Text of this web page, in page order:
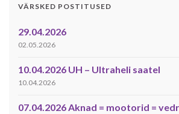
VÄRSKED POSTITUSED
29.04.2026
02.05.2026
10.04.2026 UH – Ultraheli saatel
10.04.2026
07.04.2026 Aknad = mootorid =